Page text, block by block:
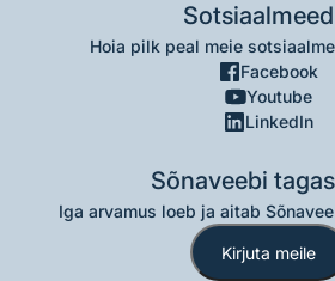
Hoia pilk peal meie
Facebook
Youtube
LinkedIn
Sõnaveebi
Iga arvamus loeb ja aitab
Kirjuta meile